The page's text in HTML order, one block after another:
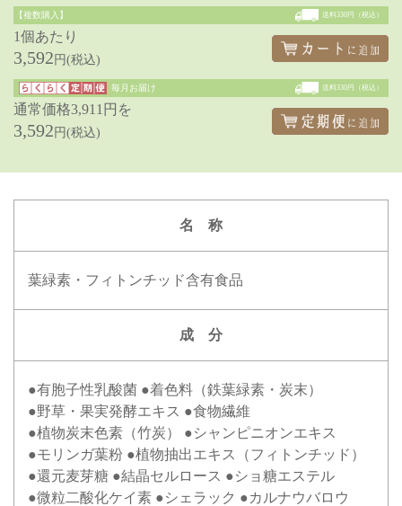
【複数購入】 送料330円（税込）
1個あたり
3,592 円(税込)
毎月お届け 送料330円（税込）
通常価格3,911円を
3,592 円(税込)
名 称
葉緑素・フィトンチッド含有食品
成 分
有胞子性乳酸菌
着色料（鉄葉緑素・炭末）
野草・果実発酵エキス
食物繊維
植物炭末色素（竹炭）
シャンピニオンエキス
モリンガ葉粉
植物抽出エキス（フィトンチッド）
還元麦芽糖
結晶セルロース
ショ糖エステル
微粒二酸化ケイ素
シェラック カルナウバロウ